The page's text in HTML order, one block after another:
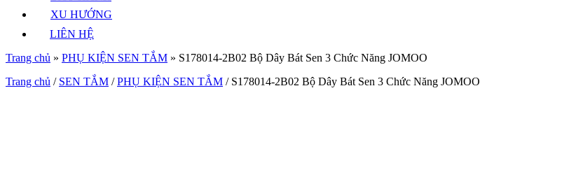
XU HƯỚNG
LIÊN HỆ
Trang chủ » PHỤ KIỆN SEN TẮM » S178014-2B02 Bộ Dây Bát Sen 3 Chức Năng JOMOO
Trang chủ / SEN TẮM /PHỤ KIỆN SEN TẮM / S178014-2B02 Bộ Dây Bát Sen 3 Chức Năng JOMOO